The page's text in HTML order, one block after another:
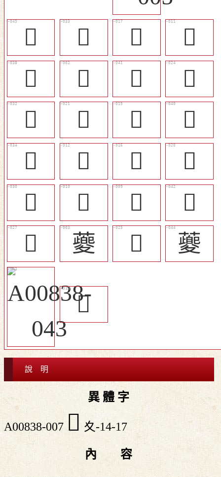
𣀚 𩠰 󱊠
󱊚
󱊲
𣦞 󱊴
󱊧
󱊯
󱊤 󱊞
󱊳
󱊰
󱊛 󱊟
󱊣
󱊭
󱊙 󱊘
󱊵
󱊪
䕫 󱊨 𧃰
󱊜
說 明
異 體 字
A00838-007 󱊖 夊-14-17
內 容